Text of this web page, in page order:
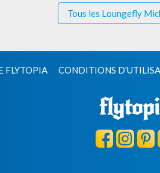
Tous les Loungefly
FLYTOPIA CONDITIONS